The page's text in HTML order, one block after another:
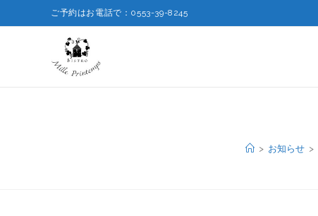
ご予約はお電話で：0553-39-8245
> お知らせ >